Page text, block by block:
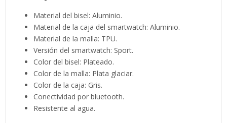
Material del bisel: Aluminio.
Material de la caja del smartwatch: Aluminio.
Material de la malla: TPU.
Versión del smartwatch: Sport.
Color del bisel: Plateado.
Color de la malla: Plata glaciar.
Color de la caja: Gris.
Conectividad por bluetooth.
Resistente al agua.